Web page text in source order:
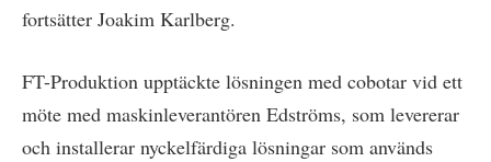
fortsätter Joakim Karlberg.
FT-Produktion upptäckte lösningen med cobotar vid ett
möte med maskinleverantören Edströms, som levererar
och installerar nyckelfärdiga lösningar som används